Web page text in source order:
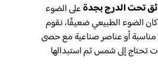
تحت الدرج بجدةعلى الضوء
كان الضوء الطبيعي ضعيفًا، نقوم
مناسبة أو عناصر صناعية مع حصى
تحتاج إلى شمس ثم استبدالها